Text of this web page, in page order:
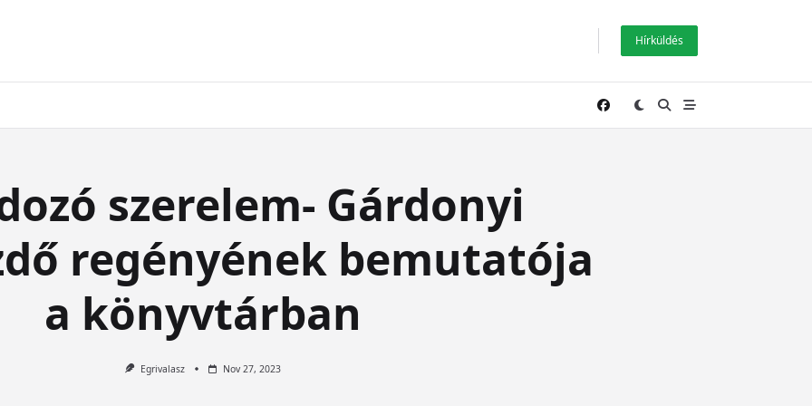
Hírküldés
szerelem- Gárdonyi
regényének bemutatója
a könyvtárban
Egrivalasz Nov 27, 2023